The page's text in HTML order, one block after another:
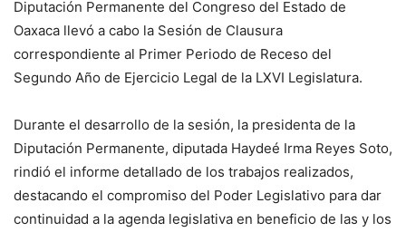
Diputación Permanente del Congreso del Estado de
Oaxaca llevó a cabo la Sesión de Clausura
correspondiente al Primer Periodo de Receso del
Segundo Año de Ejercicio Legal de la LXVI Legislatura.
Durante el desarrollo de la sesión, la presidenta de la
Diputación Permanente, diputada Haydeé Irma Reyes Soto,
rindió el informe detallado de los trabajos realizados,
destacando el compromiso del Poder Legislativo para dar
continuidad a la agenda legislativa en beneficio de las y los